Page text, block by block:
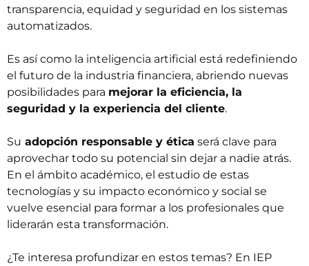
transparencia, equidad y seguridad en los sistemas
automatizados.
Es así como la inteligencia artificial está redefiniendo
el futuro de la industria financiera, abriendo nuevas
posibilidades para mejorar la eficiencia, la
seguridad y la experiencia del cliente.
Su adopción responsable y ética será clave para
aprovechar todo su potencial sin dejar a nadie atrás.
En el ámbito académico, el estudio de estas
tecnologías y su impacto económico y social se
vuelve esencial para formar a los profesionales que
liderarán esta transformación.
¿Te interesa profundizar en estos temas? En IEP